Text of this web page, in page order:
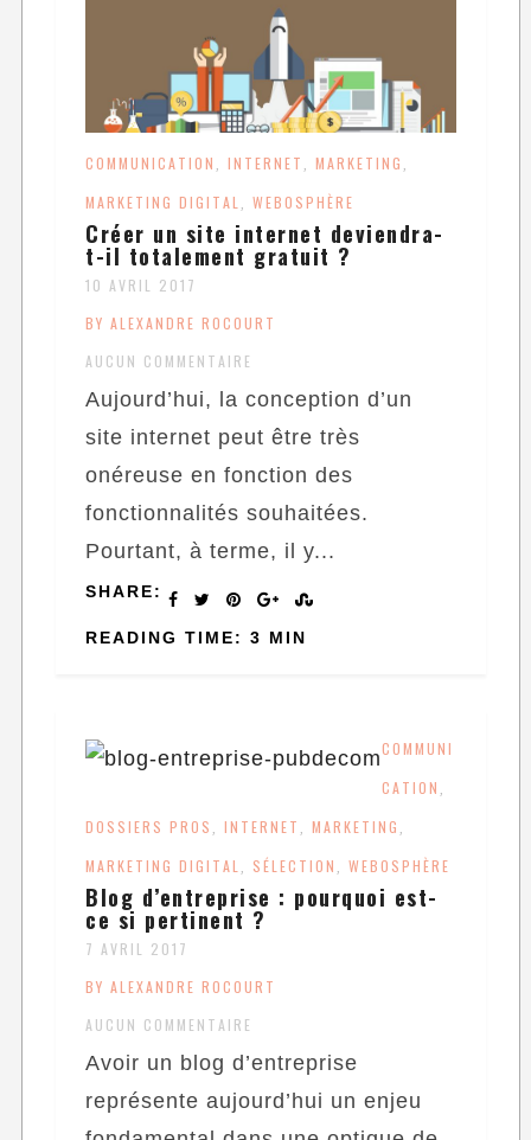
COMMUNICATION INTERNET MARKETING
MARKETING DIGITAL ,WEBOSPHÈRE
Créer un site internet deviendra-
t-il totalement gratuit ?
10 AVRIL 2017
BY ALEXANDRE ROCOURT
AUCUN COMMENTAIRE
Aujourd’hui, la conception d’un
site internet peut être très
onéreuse en fonction des
fonctionnalités souhaitées.
Pourtant, à terme, il y...
SHARE:
READING TIME: 3 MIN
COMMUNI
CATION
DOSSIERS PROS INTERNET MARKETING
MARKETING DIGITAL SÉLECTION ,WEBOSPHÈRE
Blog d’entreprise : pourquoi est-
ce si pertinent ?
7 AVRIL 2017
BY ALEXANDRE ROCOURT
AUCUN COMMENTAIRE
Avoir un blog d’entreprise
représente aujourd’hui un enjeu